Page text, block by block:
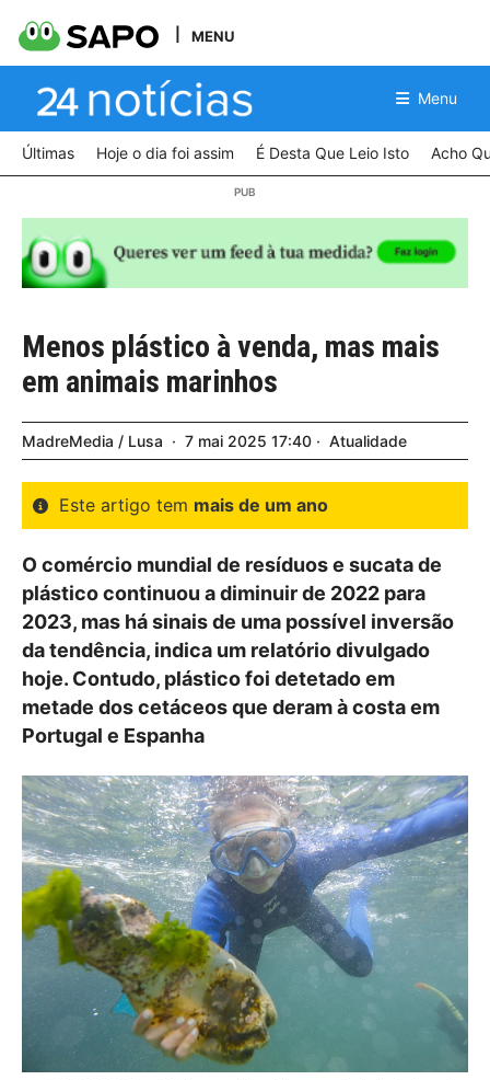
MENU
Menu
Últimas Hoje o dia foi assim É Desta Que Leio Isto Acho
Menos plástico à venda, mas mais
em animais marinhos
MadreMedia / Lusa 7 mai 2025 17:40 Atualidade
Este artigo tem mais de um ano
O comércio mundial de resíduos e sucata de
plástico continuou a diminuir de 2022 para
2023, mas há sinais de uma possível inversão
da tendência, indica um relatório divulgado
hoje. Contudo, plástico foi detetado em
metade dos cetáceos que deram à costa em
Portugal e Espanha